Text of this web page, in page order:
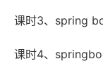
课时3、spring
课时4、